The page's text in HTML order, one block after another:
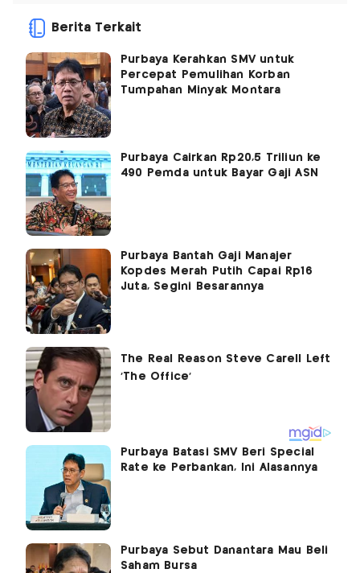
Berita Terkait
Purbaya Kerahkan SMV untuk
Percepat Pemulihan Korban
Tumpahan Minyak Montara
Purbaya Cairkan Rp20,5 Triliun ke
490 Pemda untuk Bayar Gaji ASN
Purbaya Bantah Gaji Manajer
Kopdes Merah Putih Capai Rp16
Juta, Segini Besarannya
Purbaya Batasi SMV Beri Special
Rate ke Perbankan, Ini Alasannya
Purbaya Sebut Danantara Mau Beli
Saham Bursa